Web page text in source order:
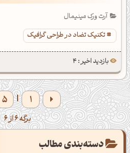
آرت ورک مینیمال
تکنیک تضاد در طراحی گرافیک
بازدید اخیر : 4
1
|
5
برگه 6 از 6
دسته‌بندی مطالب